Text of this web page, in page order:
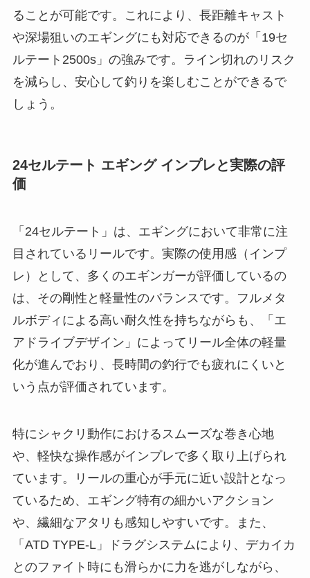
ることが可能です。これにより、長距離キャスト
や深場狙いのエギングにも対応できるのが「19セ
ルテート2500s」の強みです。ライン切れのリスク
を減らし、安心して釣りを楽しむことができるで
しょう。
24セルテート エギング インプレと実際の評
価
「24セルテート」は、エギングにおいて非常に注
目されているリールです。実際の使用感（インプ
レ）として、多くのエギンガーが評価しているの
は、その剛性と軽量性のバランスです。フルメタ
ルボディによる高い耐久性を持ちながらも、「エ
アドライブデザイン」によってリール全体の軽量
化が進んでおり、長時間の釣行でも疲れにくいと
いう点が評価されています。
特にシャクリ動作におけるスムーズな巻き心地
や、軽快な操作感がインプレで多く取り上げられ
ています。リールの重心が手元に近い設計となっ
ているため、エギング特有の細かいアクション
や、繊細なアタリも感知しやすいです。また、
「ATD TYPE-L」ドラグシステムにより、デカイカ
とのファイト時にも滑らかに力を逃がしながら、